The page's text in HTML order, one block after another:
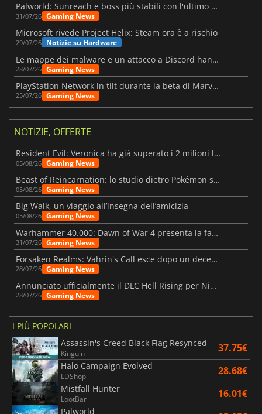
Palworld: Sunreach e boss più stabili con l'ultimo update
31/07/26 Gaming News
Microsoft rivede Project Helix: Steam ora è a rischio
29/07/26 Notizie su Hardware
Le mappe dei malware e un attacco a Discord hanno colpito Meccha Chameleon
28/07/26 Gaming News
PlayStation Network in tilt durante la beta di Marvel Tōkon
25/07/26 Gaming News
NOTIZIE, OFFERTE
Resident Evil: Veronica ha già superato i 2 milioni liste dei desideri
05/08/26 Gaming News
Beast of Reincarnation: lo studio dietro Pokémon su una nuova strada
05/08/26 Gaming News
Big Walk, un viaggio all’insegna dell’amicizia
05/08/26 Gaming News
Warhammer 40.000: Dawn of War 4 presenta la fazione dei Necron
31/07/26 Gaming News
Forsaken Realms: Vahrin's Call esce dopo un decennio di sviluppo
28/07/26 Gaming News
Annunciato ufficialmente il DLC Hell Rising per Nioh 3
28/07/26 Gaming News
I PIÙ POPOLARI
Assassin's Creed Black Flag Resynced
Kinguin 37.75€
Halo Campaign Evolved
LDShop 28.68€
Mistfall Hunter
LootBar 16.01€
Palworld